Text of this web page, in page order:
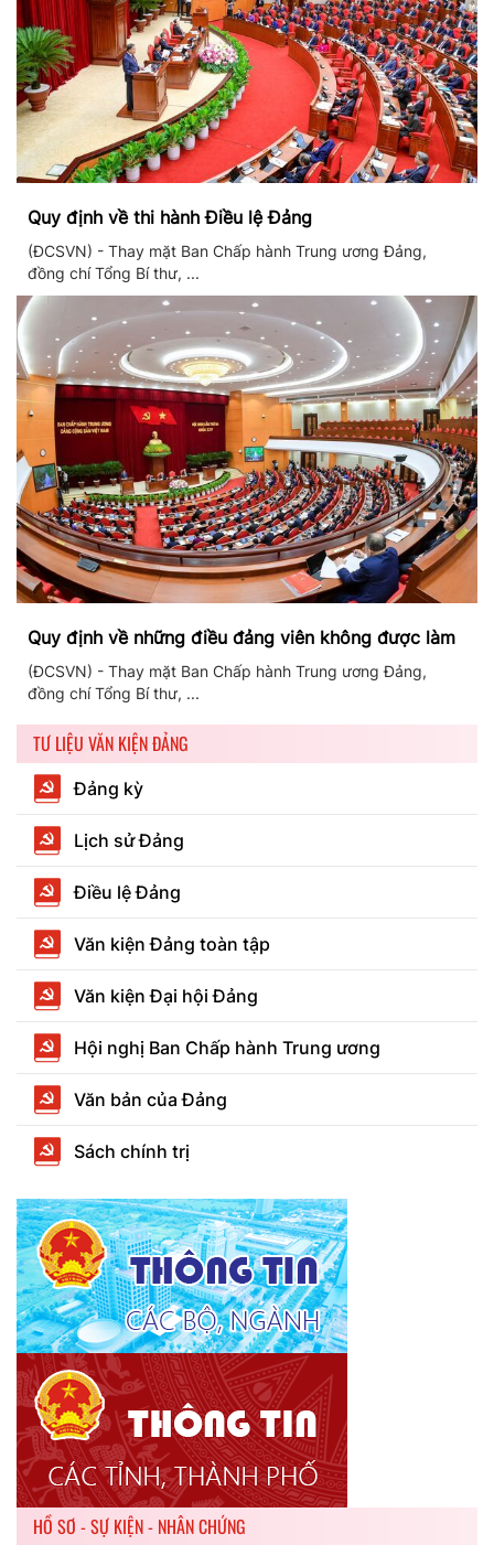
Quy định về thi hành Điều lệ Đảng
(ĐCSVN) - Thay mặt Ban Chấp hành Trung ương Đảng,
đồng chí Tổng Bí thư, ...
Quy định về những điều đảng viên không được làm
(ĐCSVN) - Thay mặt Ban Chấp hành Trung ương Đảng,
đồng chí Tổng Bí thư, ...
TƯ LIỆU VĂN KIỆN ĐẢNG
Đảng kỳ
Lịch sử Đảng
Điều lệ Đảng
Văn kiện Đảng toàn tập
Văn kiện Đại hội Đảng
Hội nghị Ban Chấp hành Trung ương
Văn bản của Đảng
Sách chính trị
HỒ SƠ - SỰ KIỆN - NHÂN CHỨNG